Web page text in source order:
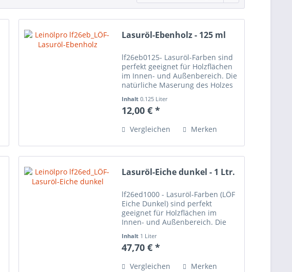
Lasuröl-Ebenholz - 125 ml
lf26eb0125- Lasuröl-Farben sind
perfekt geeignet für Holzflächen
im Innen- und Außenbereich. Die
natürliche Maserung des Holzes
der Lasuröl-Farbe durch und wird
sehr schön betont. Bei den
Inhalt0.125 Liter
12,00 € *
Vergleichen Merken
Lasuröl-Eiche dunkel - 1 Ltr.
lf26ed1000 - Lasuröl-Farben (LÖF
Eiche Dunkel) sind perfekt
geeignet für Holzflächen im
Innen- und Außenbereich. Die
scheint auch nach dem Anstrich
der Lasuröl-Farbe durch und wird
Inhalt 1 Liter
47,70 € *
Vergleichen Merken